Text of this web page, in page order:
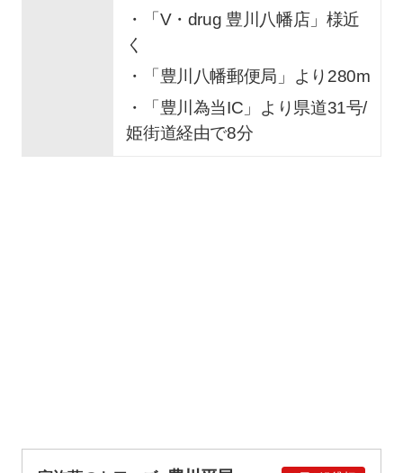
・「V・drug 豊川八幡店」様近
く
・「豊川八幡郵便局」より280m
・「豊川為当IC」より県道31号/
姫街道経由で8分